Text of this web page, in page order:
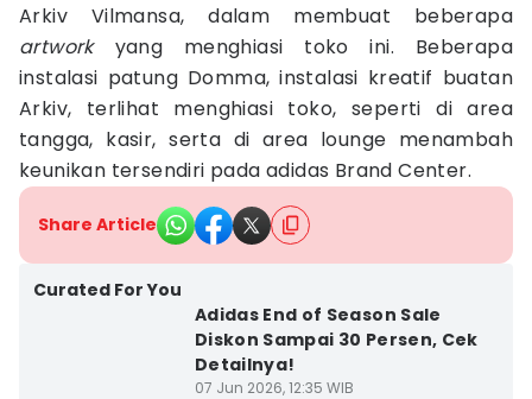
Arkiv Vilmansa, dalam membuat beberapa
artwork yang menghiasi toko ini. Beberapa
instalasi patung Domma, instalasi kreatif buatan
Arkiv, terlihat menghiasi toko, seperti di area
tangga, kasir, serta di area lounge menambah
keunikan tersendiri pada adidas Brand Center.
Share Article
Curated For You
Adidas End of Season Sale
Diskon Sampai 30 Persen, Cek
Detailnya!
07 Jun 2026, 12:35 WIB